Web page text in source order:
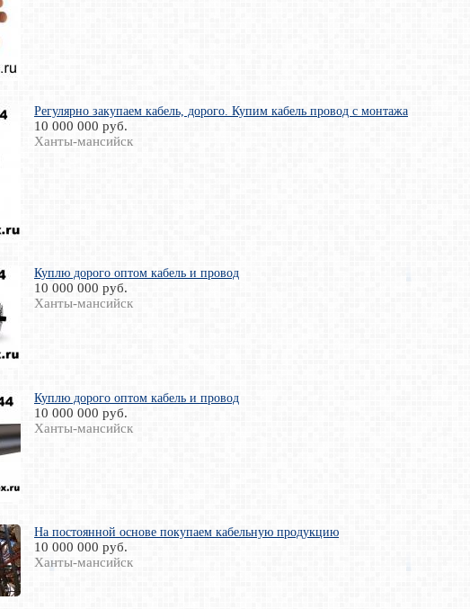
Регулярно закупаем кабель, дорого. Купим кабель провод с монтажа
10 000 000 руб.
Ханты-мансийск
Куплю дорого оптом кабель и провод
10 000 000 руб.
Ханты-мансийск
Куплю дорого оптом кабель и провод
10 000 000 руб.
Ханты-мансийск
На постоянной основе покупаем кабельную продукцию
10 000 000 руб.
Ханты-мансийск